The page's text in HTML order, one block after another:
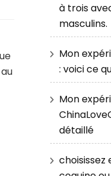
à trois
masculins.
Mon
: voici ce
Mon
détaillé